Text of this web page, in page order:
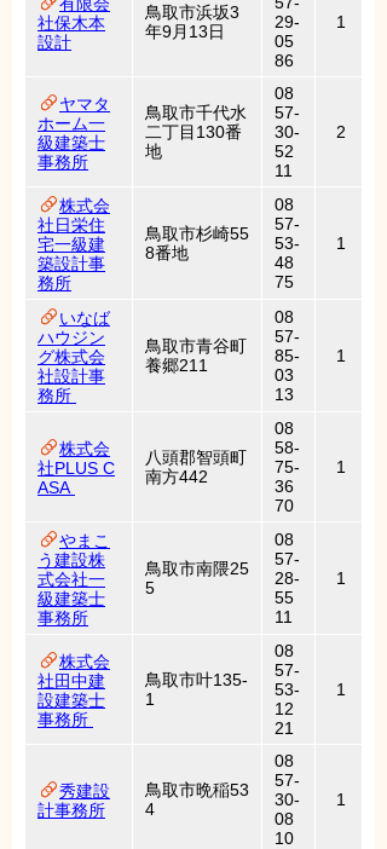
社保木本
設計
鳥取市浜坂3
年9月13日
29-
05
86
1
ヤマタ
ホーム一
級建築士
事務所
鳥取市千代水
二丁目130番
地
08
57-
30-
52
11
2
株式会
社日栄住
宅一級建
築設計事
務所
鳥取市杉崎55
8番地
08
57-
53-
48
75
1
いなば
ハウジン
グ株式会
社設計事
務所
鳥取市青谷町
養郷211
08
57-
85-
03
13
1
株式会
社PLUS C
ASA
八頭郡智頭町
南方442
08
58-
75-
36
70
1
やまこ
う建設株
式会社一
級建築士
事務所
鳥取市南隈25
5
08
57-
28-
55
11
1
株式会
社田中建
設建築士
事務所
鳥取市叶135-
1
08
57-
53-
12
21
1
秀建設
計事務所
鳥取市晩稲53
4
08
57-
30-
08
10
1